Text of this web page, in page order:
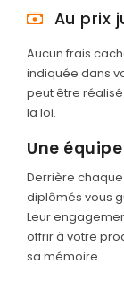
Au prix
Aucun frais
indiquée dans
peut être
la loi.
Une
Derrière
diplômés vous
Leur
offrir à votre
sa mémoire.